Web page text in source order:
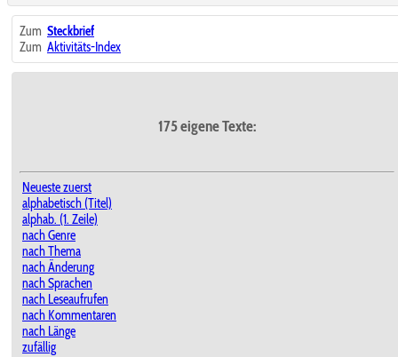
Zum Steckbrief
Zum Aktivitäts-Index
175 eigene Texte:
Neueste zuerst
alphabetisch (Titel)
alphab. (1. Zeile)
nach Genre
nach Thema
nach Änderung
nach Sprachen
nach Leseaufrufen
nach Kommentaren
nach Länge
zufällig